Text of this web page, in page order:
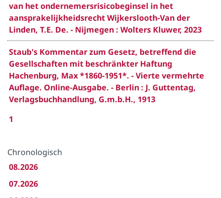
van het ondernemersrisicobeginsel in het
aansprakelijkheidsrecht Wijkerslooth-Van der
Linden, T.E. De. - Nijmegen : Wolters Kluwer, 2023
Staub's Kommentar zum Gesetz, betreffend die
Gesellschaften mit beschränkter Haftung
Hachenburg, Max *1860-1951*. - Vierte vermehrte
Auflage. Online-Ausgabe. - Berlin : J. Guttentag,
Verlagsbuchhandlung, G.m.b.H., 1913
1
Chronologisch
08.2026
07.2026